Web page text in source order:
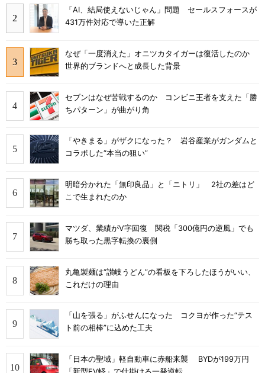
「AI、結局使えないじゃん」問題 セールスフォースが
431万件対応で導いた正解
なぜ「一度消えた」オニツカタイガーは復活したのか
世界的ブランドへと成長した背景
セブンはなぜ苦戦するのか コンビニ王者を支えた「勝
ちパターン」が曲がり角
「やきまる」がザクになった？ 岩谷産業がガンダムと
コラボした“本当の狙い”
明暗分かれた「無印良品」と「ニトリ」 2社の差はど
こで生まれたのか
マツダ、業績がV字回復 関税「300億円の逆風」でも
勝ち取った黒字転換の裏側
丸亀製麺は“讃岐うどん”の看板を下ろしたほうがいい、
これだけの理由
「山を張る」がふせんになった コクヨが作った“テス
ト前の相棒”に込めた工夫
「日本の聖域」軽自動車に赤船来襲 BYDが199万円